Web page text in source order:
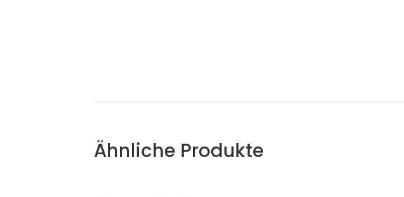
Ähnliche Produkte